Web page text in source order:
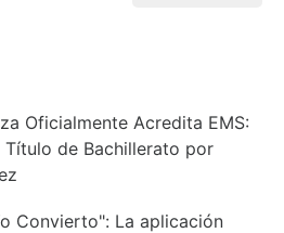
Oficialmente Acredita EMS:
Título de Bachillerato por
Convierto": La aplicación